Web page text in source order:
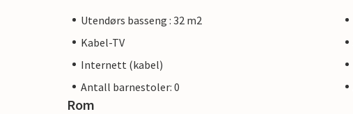
Utendørs basseng : 32 m2
Kabel-TV
Internett (kabel)
Antall barnestoler: 0
Rom